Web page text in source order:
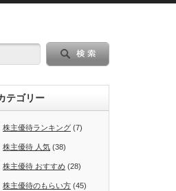
テゴリー
株主優待ランキング (7)
株主優待 人気 (38)
株主優待 おすすめ (28)
株主優待のもらい方 (45)